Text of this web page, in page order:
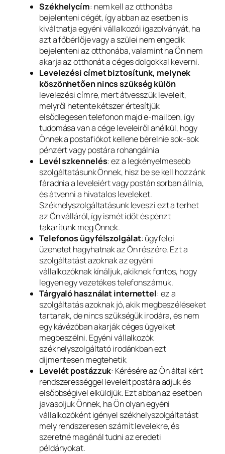
Székhelycím: nem kell az otthonába
bejelenteni cégét, így abban az esetben is
kiválthatja egyéni vállalkozói igazolványát, ha
azt a főbérlője vagy a szülei nem engedik
bejelenteni az otthonába, valamint ha Ön nem
akarja az otthonát a céges dolgokkal keverni.
Levelezési címetbiztosítunk, melynek
köszönhetően nincs szükség külön
levelezési címre, mert átvesszük leveleit,
melyről hetente kétszer értesítjük
elsődlegesen telefonon majd e-mailben, így
tudomása van a cége leveleiről anélkül, hogy
Önnek a postafiókot kellene bérelnie sok-sok
pénzért vagy postára rohangálnia
Levél szkennelés: ez a legkényelmesebb
szolgáltatásunk Önnek, hisz be se kell hozzánk
fáradnia a leveleiért vagy postán sorban állnia,
és átvenni a hivatalos leveleket.
Székhelyszolgáltatásunk leveszi ezt a terhet
az Ön válláról, így ismét időt és pénzt
takarítunk meg Önnek.
Telefonos ügyfélszolgálat: ügyfelei
üzenetet hagyhatnak az Ön részére. Ezt a
szolgáltatást azoknak az egyéni
vállalkozóknak kínáljuk, akiknek fontos, hogy
legyen egy vezetékes telefonszámuk.
Tárgyaló használat internettel: ez a
szolgáltatás azoknak jó, akik megbeszéléseket
tartanak, de nincs szükségük irodára, és nem
egy kávézóban akarják céges ügyeiket
megbeszélni. Egyéni vállalkozók
székhelyszolgáltató irodánkban ezt
díjmentesen megtehetik
Levelét postázzuk: Kérésére az Ön által kért
rendszerességgel leveleit postára adjuk és
elsőbbségivel elküldjük. Ezt abban az esetben
javasoljuk Önnek, ha Ön olyan egyéni
vállalkozóként igényel székhelyszolgáltatást
mely rendszeresen számít levelekre, és
szeretné magánál tudni az eredeti
példányokat.